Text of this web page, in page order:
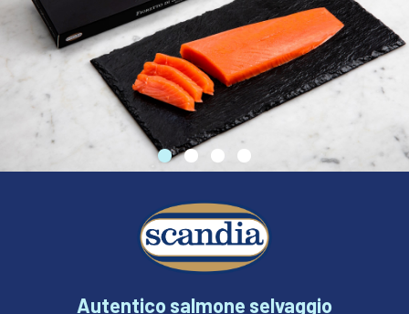
SEGUICI
Autentico salmone selvaggio